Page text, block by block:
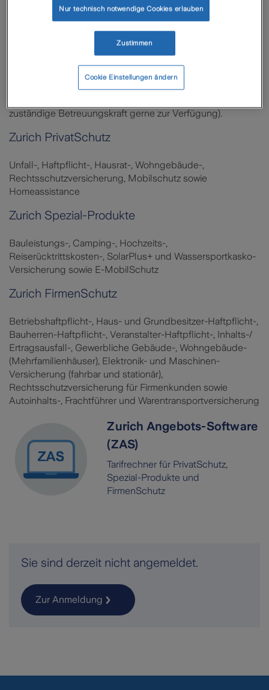
Die Zurich Angebotssoftware (ZAS) - Ihr Online-Rechner
für unser SHUR-Produkt für Privatkunden, den Zurich
PrivatSchutz, sowie die Zurich Spezial-Produkte für
Nach Login und mit vorhandener Berechtigung können Sie
rechts direkt den Tarifrechner aufrufen (bei fehlender
zuständige Betreuungskraft gerne zur Verfügung).
Zurich PrivatSchutz
Unfall-, Haftpflicht-, Hausrat-, Wohngebäude-,
Rechtsschutzversicherung, Mobilschutz sowie
Homeassistance
Zurich Spezial-Produkte
Bauleistungs-, Camping-, Hochzeits-,
Reiserücktrittskosten-, SolarPlus+ und Wassersportkasko-
Versicherung sowie E-MobilSchutz
Zurich FirmenSchutz
Betriebshaftpflicht-, Haus- und Grundbesitzer-Haftpflicht-,
Bauherren-Haftpflicht-, Veranstalter-Haftpflicht-, Inhalts-/
Ertragsausfall-, Gewerbliche Gebäude-, Wohngebäude-
(Mehrfamilienhäuser), Elektronik- und Maschinen-
Versicherung (fahrbar und stationär),
Rechtsschutzversicherung für Firmenkunden sowie
Autoinhalts-, Frachtführer und Warentransportversicherung
Zurich Angebots-Software
(ZAS)
Tarifrechner für PrivatSchutz,
Spezial-Produkte und
FirmenSchutz
Sie sind derzeit nicht angemeldet.
Zur Anmeldung
Nur technisch notwendige Cookies erlauben
Zustimmen
Cookie Einstellungen ändern